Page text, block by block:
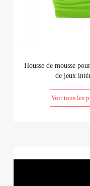
Housse de mousse
de jeux
Voir tous les